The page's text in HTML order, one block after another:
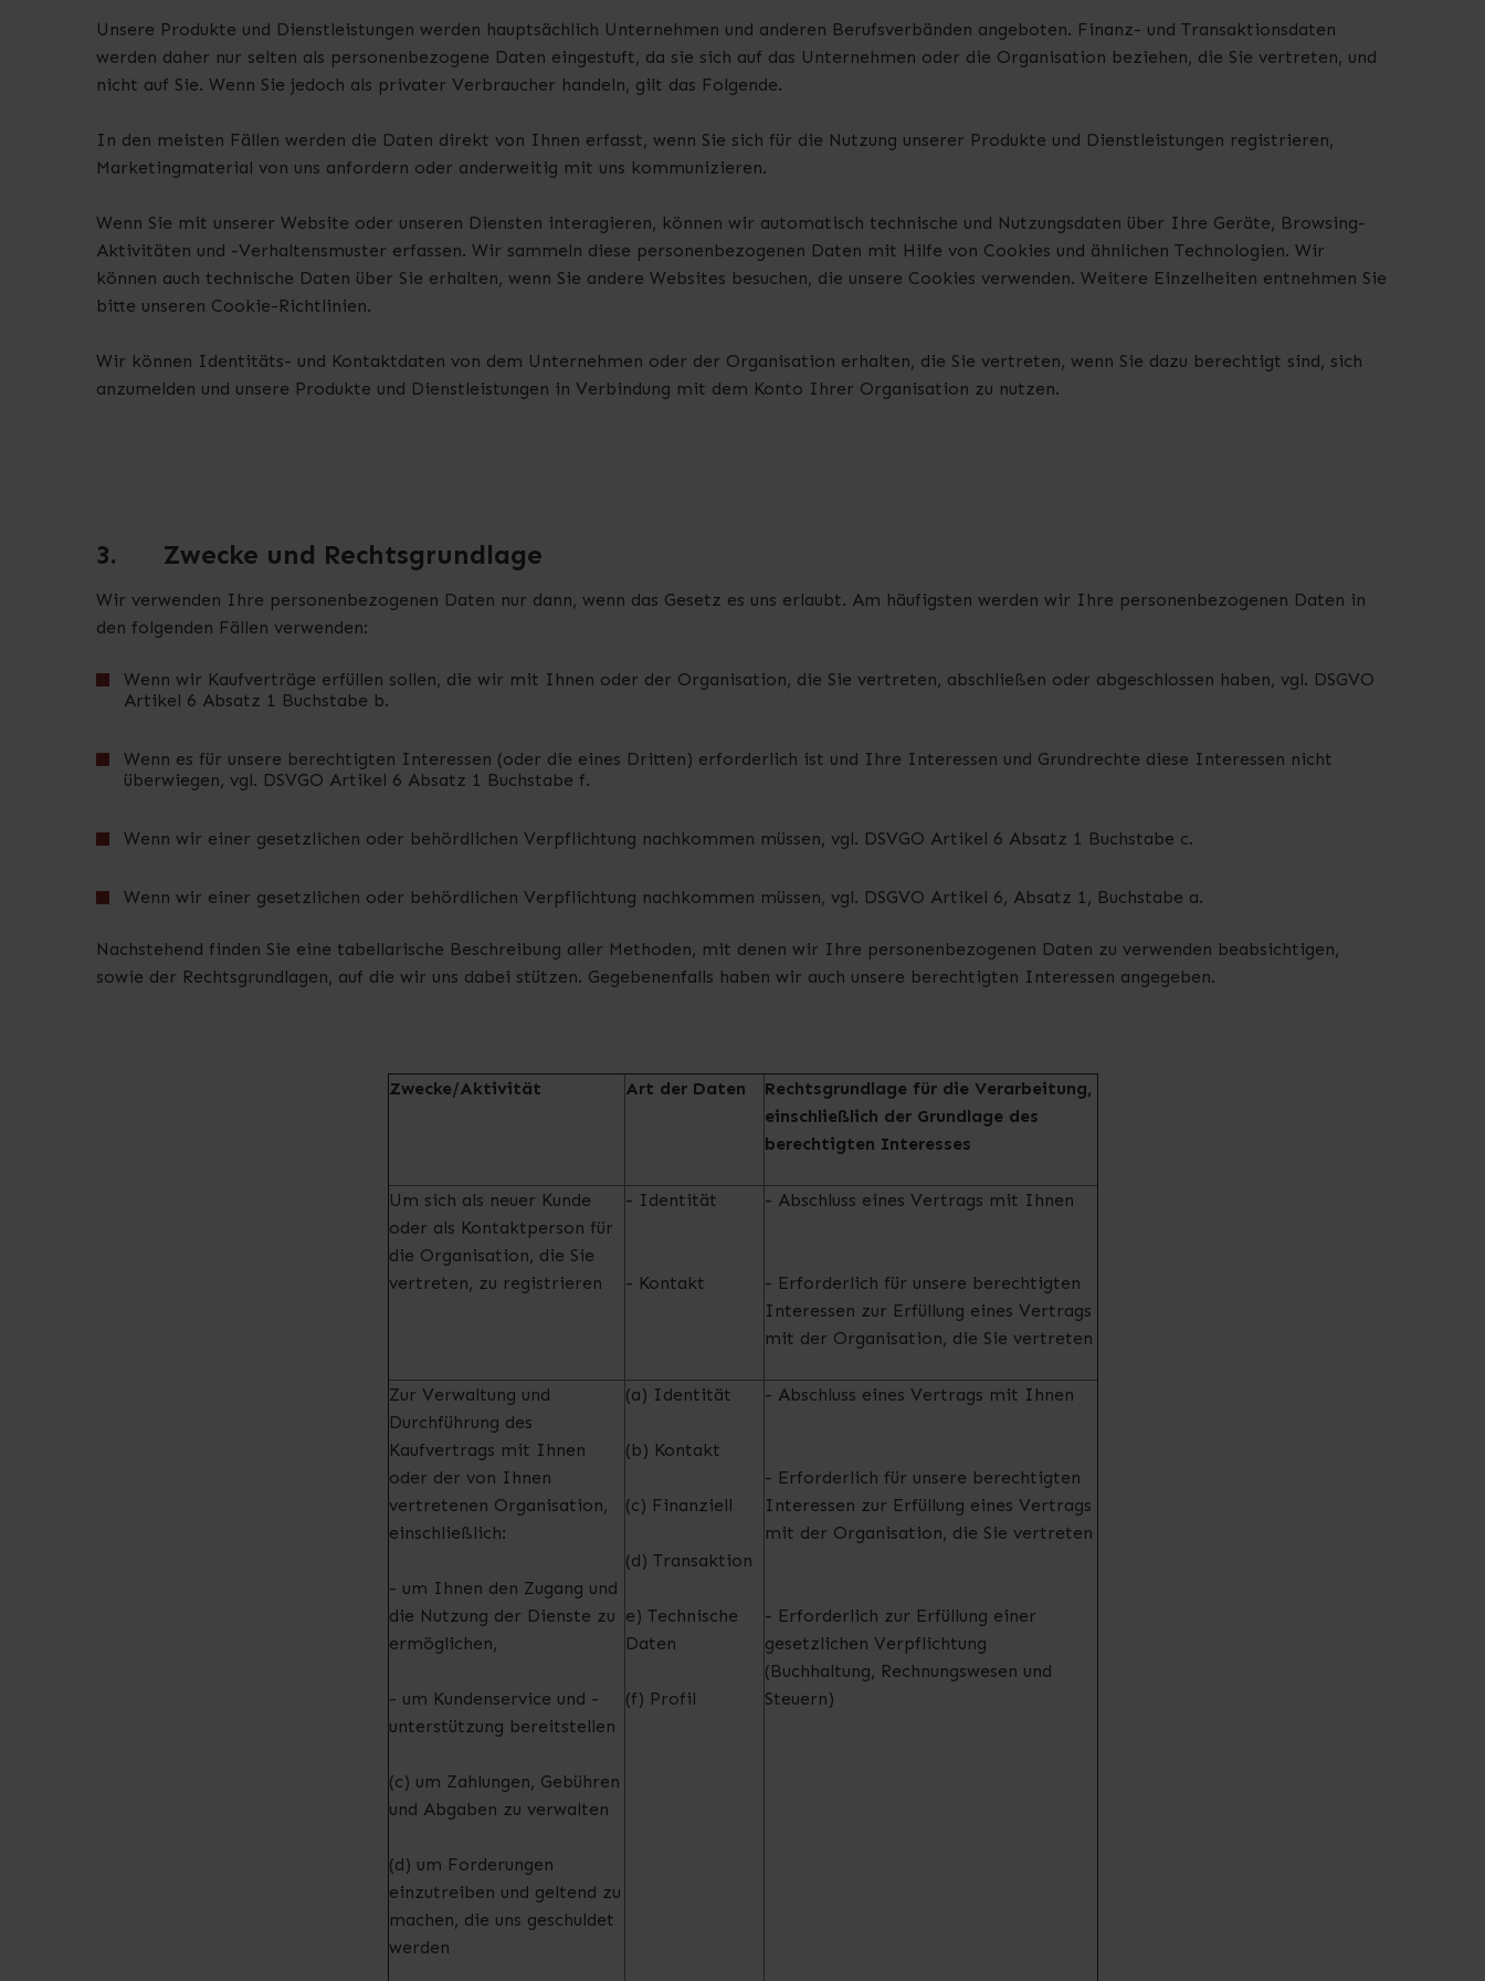
Unsere Produkte und Dienstleistungen werden hauptsächlich Unternehmen und anderen Berufsverbänden angeboten. Finanz- und Transaktionsdaten
werden daher nur selten als personenbezogene Daten eingestuft, da sie sich auf das Unternehmen oder die Organisation beziehen, die Sie vertreten, und
nicht auf Sie. Wenn Sie jedoch als privater Verbraucher handeln, gilt das Folgende.
In den meisten Fällen werden die Daten direkt von Ihnen erfasst, wenn Sie sich für die Nutzung unserer Produkte und Dienstleistungen registrieren,
Marketingmaterial von uns anfordern oder anderweitig mit uns kommunizieren.
Wenn Sie mit unserer Website oder unseren Diensten interagieren, können wir automatisch technische und Nutzungsdaten über Ihre Geräte, Browsing-
Aktivitäten und -Verhaltensmuster erfassen. Wir sammeln diese personenbezogenen Daten mit Hilfe von Cookies und ähnlichen Technologien. Wir
können auch technische Daten über Sie erhalten, wenn Sie andere Websites besuchen, die unsere Cookies verwenden. Weitere Einzelheiten entnehmen Sie
bitte unseren Cookie-Richtlinien.
Wir können Identitäts- und Kontaktdaten von dem Unternehmen oder der Organisation erhalten, die Sie vertreten, wenn Sie dazu berechtigt sind, sich
anzumelden und unsere Produkte und Dienstleistungen in Verbindung mit dem Konto Ihrer Organisation zu nutzen.
3. Zwecke und Rechtsgrundlage
Wir verwenden Ihre personenbezogenen Daten nur dann, wenn das Gesetz es uns erlaubt. Am häufigsten werden wir Ihre personenbezogenen Daten in
den folgenden Fällen verwenden:
Wenn wir Kaufverträge erfüllen sollen, die wir mit Ihnen oder der Organisation, die Sie vertreten, abschließen oder abgeschlossen haben, vgl. DSGVO
Artikel 6 Absatz 1 Buchstabe b.
Wenn es für unsere berechtigten Interessen (oder die eines Dritten) erforderlich ist und Ihre Interessen und Grundrechte diese Interessen nicht
überwiegen, vgl. DSVGO Artikel 6 Absatz 1 Buchstabe f.
Wenn wir einer gesetzlichen oder behördlichen Verpflichtung nachkommen müssen, vgl. DSVGO Artikel 6 Absatz 1 Buchstabe c.
Wenn wir einer gesetzlichen oder behördlichen Verpflichtung nachkommen müssen, vgl. DSGVO Artikel 6, Absatz 1, Buchstabe a.
Nachstehend finden Sie eine tabellarische Beschreibung aller Methoden, mit denen wir Ihre personenbezogenen Daten zu verwenden beabsichtigen,
sowie der Rechtsgrundlagen, auf die wir uns dabei stützen. Gegebenenfalls haben wir auch unsere berechtigten Interessen angegeben.
Zwecke/Aktivität Art der Daten
Rechtsgrundlage für die Verarbeitung,
einschließlich der Grundlage des
berechtigten Interesses
Um sich als neuer Kunde
oder als Kontaktperson für
die Organisation, die Sie
vertreten, zu registrieren
- Identität
- Kontakt
- Abschluss eines Vertrags mit Ihnen
- Erforderlich für unsere berechtigten
Interessen zur Erfüllung eines Vertrags
mit der Organisation, die Sie vertreten
Zur Verwaltung und
Durchführung des
Kaufvertrags mit Ihnen
oder der von Ihnen
vertretenen Organisation,
einschließlich:
- um Ihnen den Zugang und
die Nutzung der Dienste zu
ermöglichen,
- um Kundenservice und -
unterstützung bereitstellen
(c) um Zahlungen, Gebühren
und Abgaben zu verwalten
(d) um Forderungen
einzutreiben und geltend zu
machen, die uns geschuldet
werden
(a) Identität
(b) Kontakt
(c) Finanziell
(d) Transaktion
e) Technische
Daten
(f) Profil
- Abschluss eines Vertrags mit Ihnen
- Erforderlich für unsere berechtigten
Interessen zur Erfüllung eines Vertrags
mit der Organisation, die Sie vertreten
- Erforderlich zur Erfüllung einer
gesetzlichen Verpflichtung
(Buchhaltung, Rechnungswesen und
Steuern)